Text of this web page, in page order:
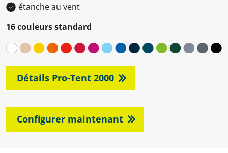
étanche au vent
16 couleurs standard
Détails Pro-Tent 2000
Configurer maintenant